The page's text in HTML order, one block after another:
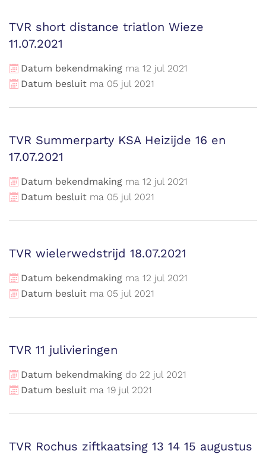
TVR short distance triatlon Wieze
11.07.2021
Datum bekendmaking ma 12 jul 2021
Datum besluit ma 05 jul 2021
TVR Summerparty KSA Heizijde 16 en
17.07.2021
Datum bekendmaking ma 12 jul 2021
Datum besluit ma 05 jul 2021
TVR wielerwedstrijd 18.07.2021
Datum bekendmaking ma 12 jul 2021
Datum besluit ma 05 jul 2021
TVR 11 julivieringen
Datum bekendmaking do 22 jul 2021
Datum besluit ma 19 jul 2021
TVR Rochus ziftkaatsing 13 14 15 augustus